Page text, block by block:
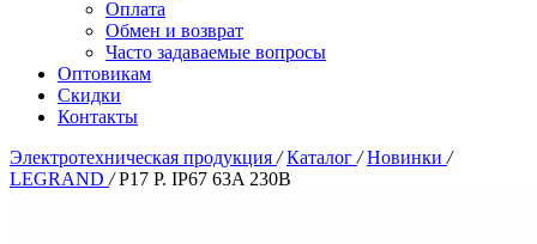
Оплата
Обмен и возврат
Часто задаваемые вопросы
Оптовикам
Скидки
Контакты
Электротехническая продукция / Каталог / Новинки /
LEGRAND / Р17 Р. IP67 63A 230В